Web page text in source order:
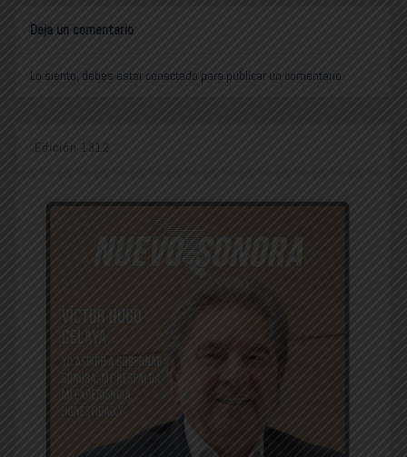
Deja un comentario
Lo siento, debes estar conectado para publicar un comentario.
Edición 1312